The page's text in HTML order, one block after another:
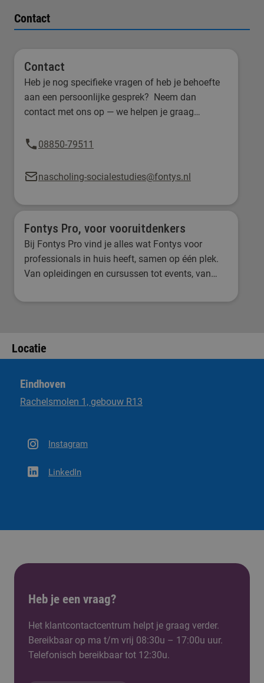
Contact
Contact
Heb je nog specifieke vragen of heb je behoefte
aan een persoonlijke gesprek? Neem dan
contact met ons op — we helpen je graag
08850-79511
nascholing-socialestudies@fontys.nl
Fontys Pro, voor vooruitdenkers
Bij Fontys Pro vind je alles wat Fontys voor
professionals in huis heeft, samen op één plek.
Van opleidingen en cursussen tot events, van
minicolleges.
Locatie
Eindhoven
Rachelsmolen 1, gebouw R13
Instagram
LinkedIn
Heb je een vraag?
Het klantcontactcentrum helpt je graag verder.
Bereikbaar op ma t/m vrij 08:30u – 17:00u uur.
Telefonisch bereikbaar tot 12:30u.